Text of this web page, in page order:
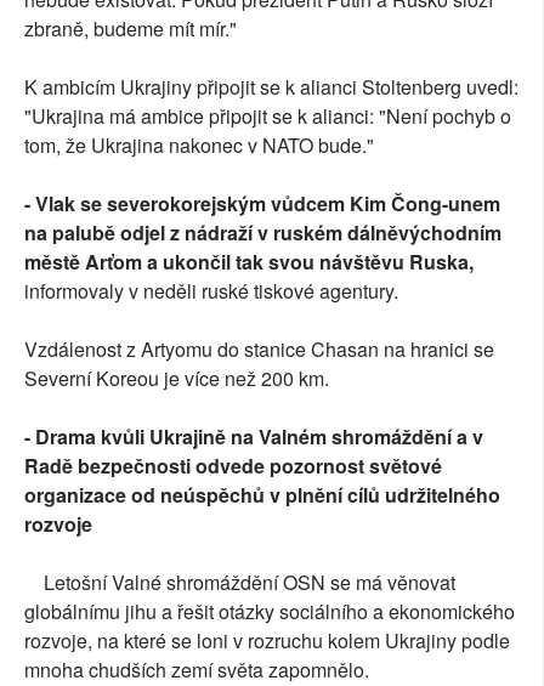
zbraně, budeme mít mír."
K ambicím Ukrajiny připojit se k alianci Stoltenberg uvedl:
"Ukrajina má ambice připojit se k alianci: "Není pochyb o
tom, že Ukrajina nakonec v NATO bude."
- Vlak se severokorejským vůdcem Kim Čong-unem
na palubě odjel z nádraží v ruském dálněvýchodním
městě Arťom a ukončil tak svou návštěvu Ruska,
informovaly v neděli ruské tiskové agentury.
Vzdálenost z Artyomu do stanice Chasan na hranici se
Severní Koreou je více než 200 km.
- Drama kvůli Ukrajině na Valném shromáždění a v
Radě bezpečnosti odvede pozornost světové
organizace od neúspěchů v plnění cílů udržitelného
rozvoje
Letošní Valné shromáždění OSN se má věnovat
globálnímu jihu a řešit otázky sociálního a ekonomického
rozvoje, na které se loni v rozruchu kolem Ukrajiny podle
mnoha chudších zemí světa zapomnělo.